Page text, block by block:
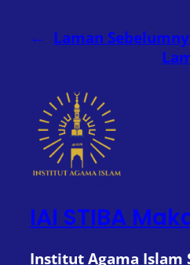
← Laman
IAI STIBA
Institut Agama Islam